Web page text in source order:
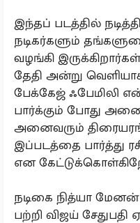
இந்தப் படத்தில்
நடிகர்களும்
வழங்கி
தேதி அன்று
பேக்கேஜ் ஃபேமிலி
பார்க்கும் போது
அனைவரும்
இப்படத்தை பார்த்து
என
நடிகை நித்யா
பற்றி விஜய்